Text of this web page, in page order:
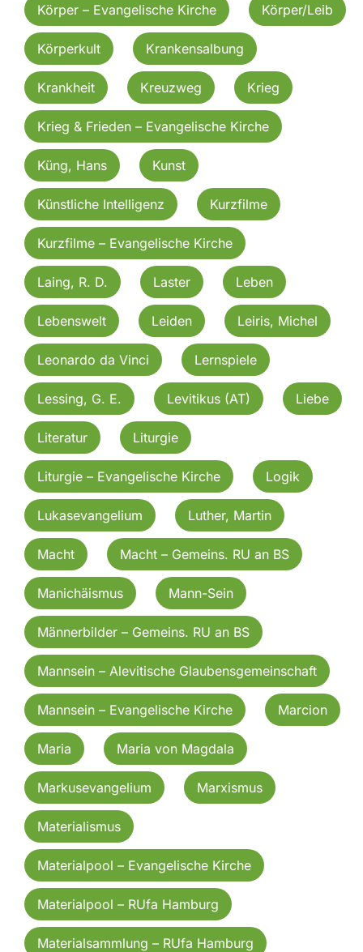
Körper – Evangelische Kirche Körper/Leib
Körperkult Krankensalbung
Krankheit Kreuzweg Krieg
Krieg & Frieden – Evangelische Kirche
Küng, Hans Kunst
Künstliche Intelligenz Kurzfilme
Kurzfilme – Evangelische Kirche
Laing, R. D. Laster Leben
Lebenswelt Leiden Leiris, Michel
Leonardo da Vinci Lernspiele
Lessing, G. E. Levitikus (AT) Liebe
Literatur Liturgie
Liturgie – Evangelische Kirche Logik
Lukasevangelium Luther, Martin
Macht Macht – Gemeins. RU an BS
Manichäismus Mann-Sein
Männerbilder – Gemeins. RU an BS
Mannsein – Alevitische Glaubensgemeinschaft
Mannsein – Evangelische Kirche Marcion
Maria Maria von Magdala
Markusevangelium Marxismus
Materialismus
Materialpool – Evangelische Kirche
Materialpool – RUfa Hamburg
Materialsammlung – RUfa Hamburg